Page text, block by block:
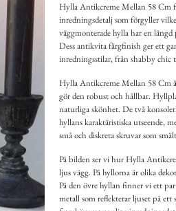
Hylla Antikcreme Mellan 58 Cm
inredningsdetalj som förgyller
väggmonterade hylla har en
Dess antikvita färgfinish ger ett
inredningsstilar, från shabby
Hylla Antikcreme Mellan 58 Cm
gör den robust och hållbar.
naturliga skönhet. De två
hyllans karaktäristiska utseende,
små och diskreta skruvar som
På bilden ser vi hur Hylla
ljus vägg. På hyllorna är olika
På den övre hyllan finner vi ett
metall som reflekterar ljuset på